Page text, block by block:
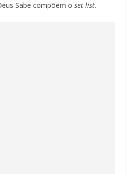
Sabe compõem o set list.